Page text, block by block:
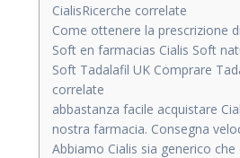
CialisRicerche correlate
Come ottenere la prescrizione
Soft en farmacias Cialis Soft
Soft Tadalafil UK Comprare
correlate
abbastanza facile acquistare
nostra farmacia. Consegna
Abbiamo Cialis sia generico che